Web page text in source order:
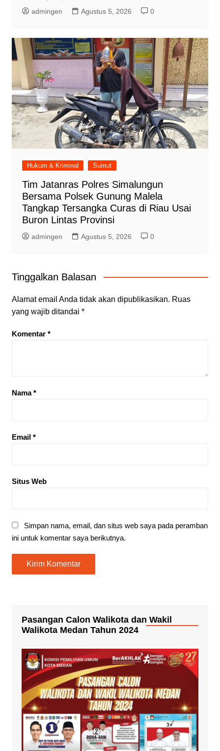
admingen Agustus 5, 2026 0
Hukum & Kriminal Sumut
Tim Jatanras Polres Simalungun
Bersama Polsek Gunung Malela
Tangkap Tersangka Curas di Riau Usai
Buron Lintas Provinsi
admingen Agustus 5, 2026 0
Tinggalkan Balasan
Alamat email Anda tidak akan dipublikasikan. Ruas
yang wajib ditandai *
Komentar *
Nama*
Email *
Situs Web
Simpan nama, email, dan situs web saya pada peramban
ini untuk komentar saya berikutnya.
Pasangan Calon Walikota dan Wakil
Walikota Medan Tahun 2024